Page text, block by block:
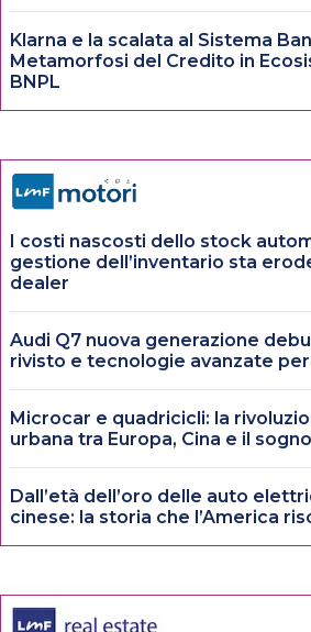
Klarna e la scalata al Sistema
Metamorfosi del Credito in
BNPL
I costi nascosti dello stock
gestione dell’inventario sta
dealer
Audi Q7 nuova generazione
rivisto e tecnologie avanzate
Microcar e quadricicli: la
urbana tra Europa, Cina e il
Dall’età dell’oro delle auto
cinese: la storia che l’America